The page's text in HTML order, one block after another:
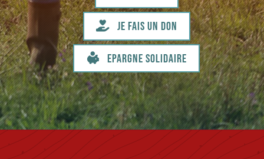
Je fais un don
Epargne solidaire